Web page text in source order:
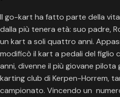
Il go-kart ha fatto parte della
dalla più tenera età: suo padre,
un kart a soli quattro anni.
modificò il kart a pedali del figlio
anni, divenne il più giovane
karting club di Kerpen-Horrem,
campionato. Vincendo un